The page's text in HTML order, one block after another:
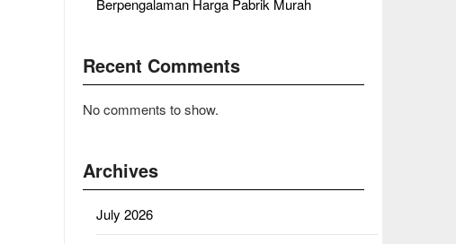
Berpengalaman Harga Pabrik Murah
Recent Comments
No comments to show.
Archives
July 2026